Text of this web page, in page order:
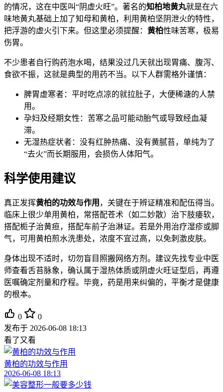
的情况，这在中医叫“阴虚火旺”。著名的知柏地黄丸就是在六
味地黄丸基础上加了知母和黄柏，利用黄柏坚阴泄火的特性，
把浮游的虚火引下来。但这里必须提醒： 黄柏性味苦寒，极易
伤胃。
不少患者自行购药泡水喝，结果没过几天就出现胃痛、腹泻、
食欲不振，这就是典型的用药不当。以下人群需格外谨慎：
脾胃虚寒者：平时吃点凉的就拉肚子，大便稀溏的人禁
用。
孕妇及经期女性：苦寒之品可能动胎气或导致经血凝
滞。
无湿热症状者：没有红肿热痛、没有黄腻苔，单纯为了
“去火”而长期服用，会损伤人体阳气。
科学使用建议
真正发挥黄柏的功效与作用 ，关键在于辨证精准和配伍得当。
临床上很少单用黄柏，常搭配苍术（如二妙散）治下肢痿软，
搭配栀子治黄疸，搭配车前子治淋证。若是外用治疗湿疹或脚
气，可用黄柏煎水洗患处，浓度不宜过高，以免刺激皮肤。
身体出现不适时，切勿盲目照搬网络方剂。建议先找专业中医
师查看舌苔脉象，确认属于湿热体质或阴虚火旺证型后，再遵
医嘱确定剂量和疗程。毕竟，药是用来纠偏的，平衡才是健康
的根本。
0
0
发布于 2026-06-08 18:13
看了又看
黄柏的功效与作用
2026-06-08 18:13